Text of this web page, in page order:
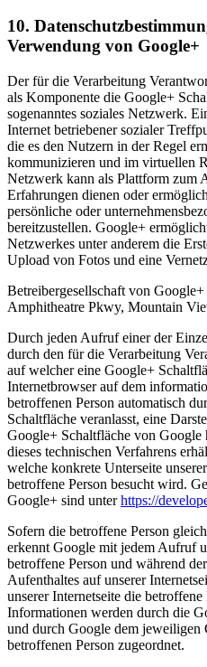
10.
Verwendung von Google+
Der für die Verarbeitung
als Komponente die Google+
sogenanntes soziales Netzwerk.
Internet betriebener sozialer
die es den Nutzern in der Regel
kommunizieren und im virtuellen
Netzwerk kann als Plattform zum
Erfahrungen dienen oder
persönliche oder
bereitzustellen. Google+
Netzwerkes unter anderem die
Upload von Fotos und eine
Betreibergesellschaft von
Amphitheatre Pkwy, Mountain
Durch jeden Aufruf einer der
durch den für die Verarbeitung
auf welcher eine Google+
Internetbrowser auf dem
betroffenen Person automatisch
Schaltfläche veranlasst, eine
Google+ Schaltfläche von Google
dieses technischen Verfahrens
welche konkrete Unterseite
betroffene Person besucht wird.
Google+ sind unterhttps://
Sofern die betroffene Person
erkennt Google mit jedem Aufruf
betroffene Person und während
Aufenthaltes auf unserer
unserer Internetseite die
Informationen werden durch die
und durch Google dem jeweiligen
betroffenen Person zugeordnet.